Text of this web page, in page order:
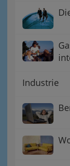
Industrie